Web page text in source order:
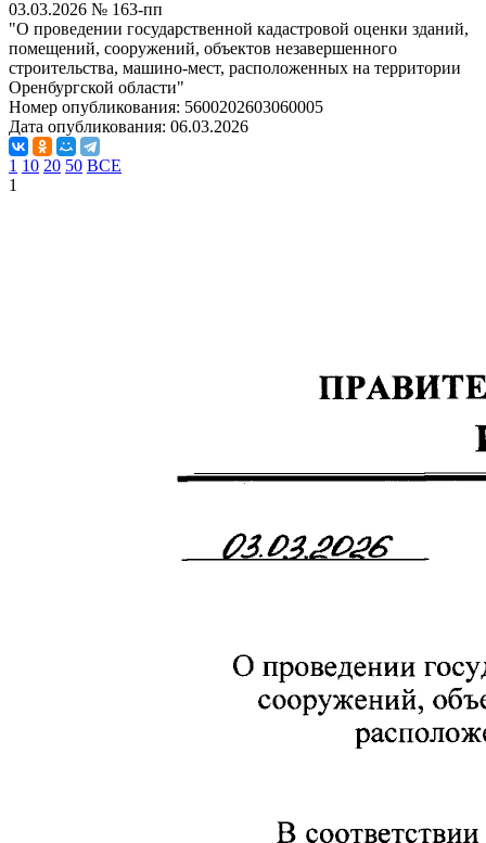
03.03.2026 № 163-пп
"О проведении государственной кадастровой оценки зданий,
помещений, сооружений, объектов незавершенного
строительства, машино-мест, расположенных на территории
Оренбургской области"
Номер опубликования: 5600202603060005
Дата опубликования: 06.03.2026
1 10 20 50 ВСЕ
1